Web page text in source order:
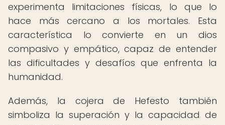
experimenta limitaciones físicas, lo que lo
hace más cercano a los mortales. Esta
característica lo convierte en un dios
compasivo y empático, capaz de entender
las dificultades y desafíos que enfrenta la
humanidad.
Además, la cojera de Hefesto también
simboliza la superación y la capacidad de